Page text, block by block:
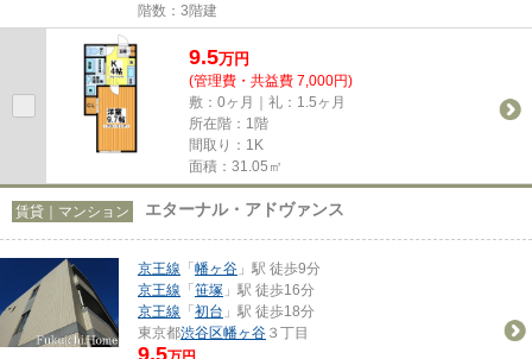
階数：3階建
9.5万円
(管理費・共益費 7,000円)
敷：0ヶ月｜礼：1.5ヶ月
所在階：1階
間取り：1K
面積：31.05㎡
賃貸｜マンション エターナル・アドヴァンス
京王線 「幡ヶ谷 」駅 徒歩9分
京王線 「笹塚 」駅 徒歩16分
京王線 「初台 」駅 徒歩18分
東京都渋谷区幡ヶ谷 ３丁目
9.5